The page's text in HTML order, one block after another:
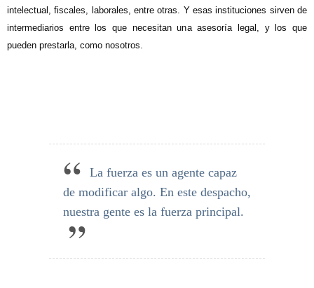
intelectual, fiscales, laborales, entre otras. Y esas instituciones sirven de
intermediarios entre los que necesitan una asesoría legal, y los que
pueden prestarla, como nosotros.
La fuerza es un agente capaz
de modificar algo. En este despacho,
nuestra gente es la fuerza principal.